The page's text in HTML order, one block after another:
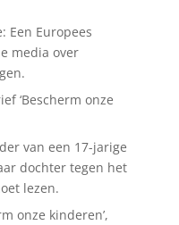
Een Europees
media over
‘Bescherm onze
van een 17-jarige
dochter tegen het
lezen.
onze kinderen’,